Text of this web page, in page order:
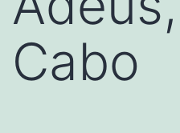
Cabo